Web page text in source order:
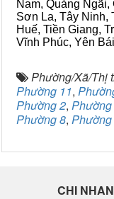
Nam, Quảng Ngãi,
Sơn La, Tây Ninh,
Huế, Tiền Giang,
Vĩnh Phúc, Yên
Phường/Xã/Thị
Phường 11,
Phường 2,
Phường 8,
CHI